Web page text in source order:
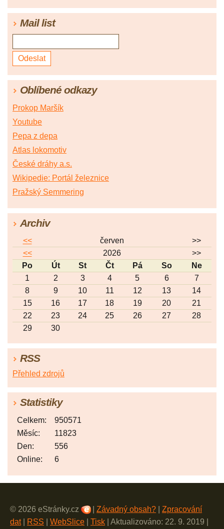
Mail list
Oblíbené odkazy
Prokop Maršík
Youtube
Pepa z depa
Atlas lokomotiv
České dráhy a.s.
Wikipedie: Portál železnice
Pražský Semmering
Archiv
<< červen
>>
<<
2026
>>
Po
Út St Čt Pá So
Ne
1
2 3 4 5 6
7
8
9 10 11 12 13
14
15
16 17 18 19 20
21
22
23 24 25 26 27
28
29
30
RSS
Přehled zdrojů
Statistiky
Online: 6
Celkem:
950571
Měsíc:
11823
Den:
556
© 2026 eStránky.cz Závadný obsah?
Zpracování
dat| RSS WebSlice Tisk Aktualizováno: 22. 9. 2019